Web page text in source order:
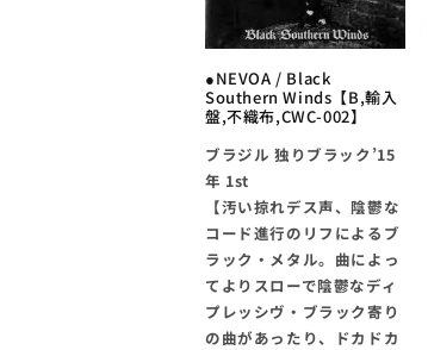
テ
ン
ツ
●NEVOA / Black
Southern Winds【B,輸入
盤,不織布,CWC-002】
ブラジル 独りブラック’15
年 1st
【汚い掠れデス声、陰鬱な
コード進行のリフによるブ
ラック・メタル。曲によっ
てよりスローで陰鬱なディ
プレッシヴ・ブラック寄り
の曲があったり、ドカドカ